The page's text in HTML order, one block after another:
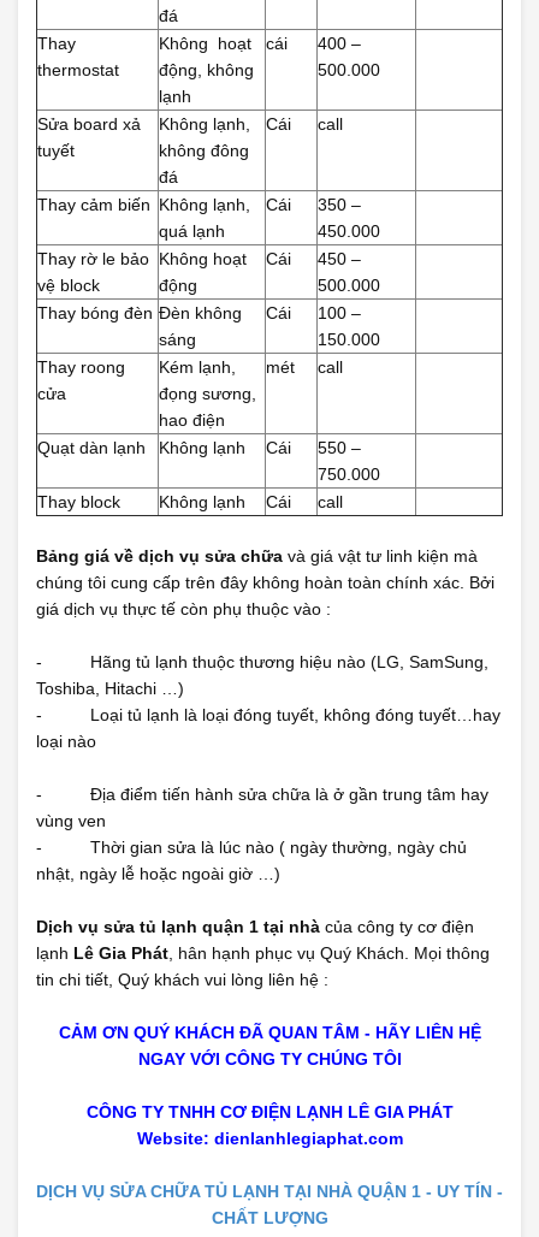
đá
Thay
thermostat
Không hoạt
động, không
lạnh
cái
400 –
500.000
Sửa board xả
tuyết
Không lạnh,
không đông
đá
Cái call
Thay cảm biến Không lạnh,
quá lạnh
Cái
350 –
450.000
Thay rờ le bảo
vệ block
Không hoạt
động
Cái
450 –
500.000
Thay bóng đèn Đèn không
sáng
Cái
100 –
150.000
Thay roong
cửa
Kém lạnh,
đọng sương,
hao điện
mét call
Quạt dàn lạnh Không lạnh Cái
550 –
750.000
Thay block
Không lạnh Cái call
Bảng giá về dịch vụ sửa chữa và giá vật tư linh kiện mà
chúng tôi cung cấp trên đây không hoàn toàn chính xác. Bởi
giá dịch vụ thực tế còn phụ thuộc vào :
- Hãng tủ lạnh thuộc thương hiệu nào (LG, SamSung,
Toshiba, Hitachi …)
- Loại tủ lạnh là loại đóng tuyết, không đóng tuyết…hay
loại nào
- Địa điểm tiến hành sửa chữa là ở gần trung tâm hay
vùng ven
- Thời gian sửa là lúc nào ( ngày thường, ngày chủ
nhật, ngày lễ hoặc ngoài giờ …)
Dịch vụ sửa tủ lạnh quận 1 tại nhà của công ty cơ điện
lạnh Lê Gia Phát , hân hạnh phục vụ Quý Khách. Mọi thông
tin chi tiết, Quý khách vui lòng liên hệ :
CẢM ƠN QUÝ KHÁCH ĐÃ QUAN TÂM - HÃY LIÊN HỆ
NGAY VỚI CÔNG TY CHÚNG TÔI
CÔNG TY TNHH CƠ ĐIỆN LẠNH LÊ GIA PHÁT
Website: dienlanhlegiaphat.com
DỊCH VỤ SỬA CHỮA TỦ LẠNH TẠI NHÀ QUẬN 1 - UY TÍN -
CHẤT LƯỢNG